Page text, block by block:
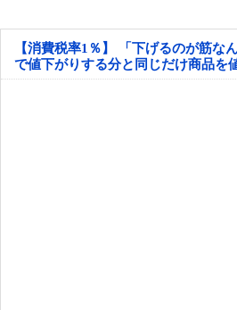
【消費税率1％】 「下げるのが筋
で値下がりする分と同じだけ商品を
えない店も